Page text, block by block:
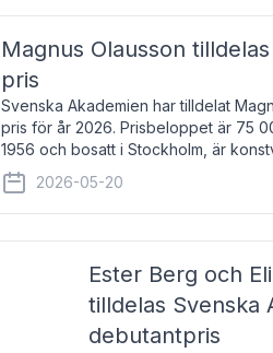
Magnus Olausson
pris
Svenska Akademien har tilldelat
pris för år 2026. Prisbeloppet är 75
1956 och bosatt i Stockholm, är
Han disputerade 1993 vid Uppsala un
2026-05-20
Ester Berg och
tilldelas Svenska
debutantpris